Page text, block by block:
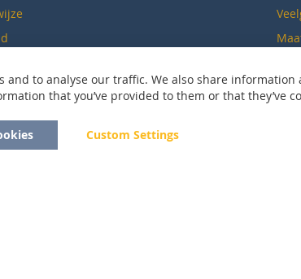
retourneren
to analyse our traffic. We also share
that you’ve provided to them or that they’ve
Custom Settings